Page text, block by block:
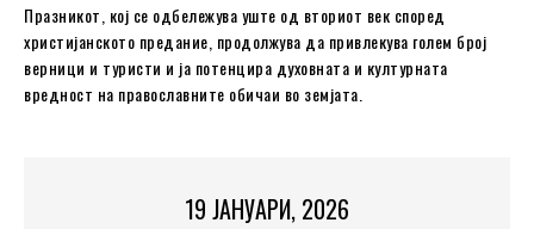
Празникот, кој се одбележува уште од вториот век според
христијанското предание, продолжува да привлекува голем број
верници и туристи и ја потенцира духовната и културната
вредност на православните обичаи во земјата.
19 ЈАНУАРИ, 2026